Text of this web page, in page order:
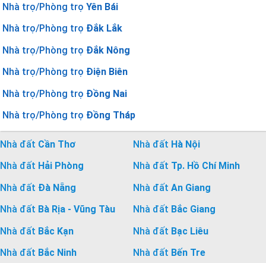
Nhà trọ/Phòng trọ Yên Bái
Nhà trọ/Phòng trọ Đắk Lắk
Nhà trọ/Phòng trọ Đắk Nông
Nhà trọ/Phòng trọ Điện Biên
Nhà trọ/Phòng trọ Đồng Nai
Nhà trọ/Phòng trọ Đồng Tháp
Nhà đất Cần Thơ Nhà đất Hà Nội
Nhà đất Hải Phòng Nhà đất Tp. Hồ Chí Minh
Nhà đất Đà Nẵng Nhà đất An Giang
Nhà đất Bà Rịa - Vũng Tàu Nhà đất Bắc Giang
Nhà đất Bắc Kạn Nhà đất Bạc Liêu
Nhà đất Bắc Ninh Nhà đất Bến Tre